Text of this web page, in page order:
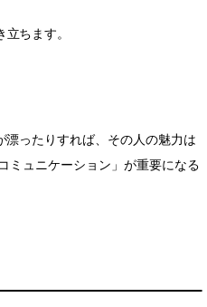
立ちます。
ったりすれば、その人の魅力は
ミュニケーション」が重要になる